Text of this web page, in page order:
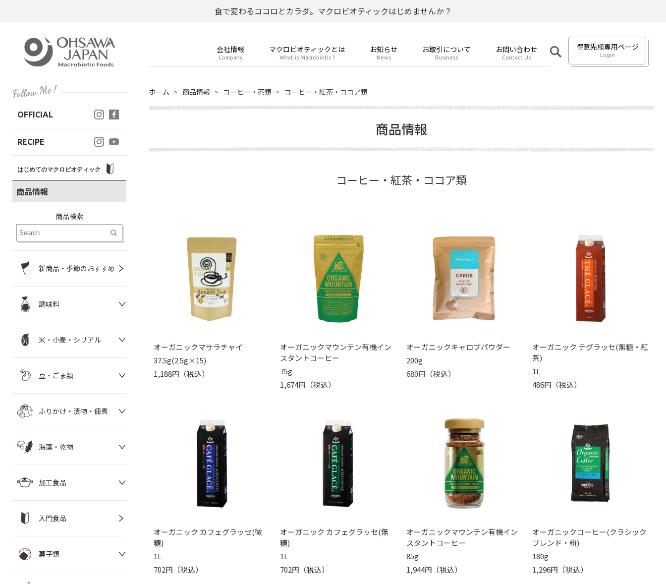
食で変わるココロとカラダ。マクロビオティックはじめませんか？
会社情報
Company
マクロビオティックとは
What is Macrobiotic ?
お知らせ
News
お取引について
Business
お問い合わせ
Contact Us
得意先様専用ページ
Login
OFFICIAL
RECIPE
はじめてのマクロビオティック
商品情報
商品検索
新商品・季節のおすすめ
調味料
米・小麦・シリアル
豆・ごま類
ふりかけ・漬物・佃煮
海藻・乾物
加工食品
入門食品
菓子類
ホーム 商品情報 コーヒー・茶類 コーヒー・紅茶・ココア類
商品情報
コーヒー・紅茶・ココア類
オーガニックマサラチャイ
37.5g(2.5g×15)
1,188円（税込）
オーガニックマウンテン有機イン
スタントコーヒー
75g
1,674円（税込）
オーガニックキャロブパウダー
200g
680円（税込）
オーガニック テグラッセ(無糖・紅
茶)
1L
486円（税込）
オーガニック カフェグラッセ(微
糖)
1L
702円（税込）
オーガニック カフェグラッセ(無
糖)
1L
702円（税込）
オーガニックマウンテン有機イン
スタントコーヒー
85g
1,944円（税込）
オーガニックコーヒー(クラシック
ブレンド・粉)
180g
1,296円（税込）